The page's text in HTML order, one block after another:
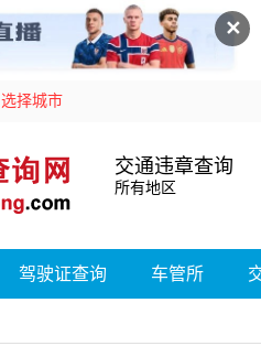
✕
选择城市
交通违章查询
所有地区
驾驶证查询 车管所